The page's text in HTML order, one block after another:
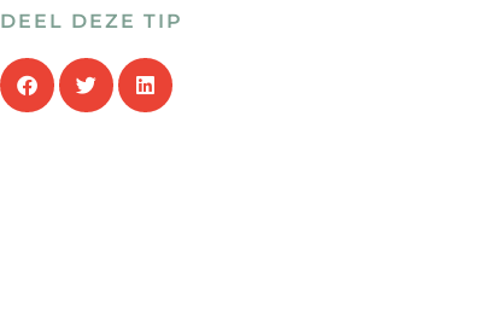
DEEL DEZE TIP